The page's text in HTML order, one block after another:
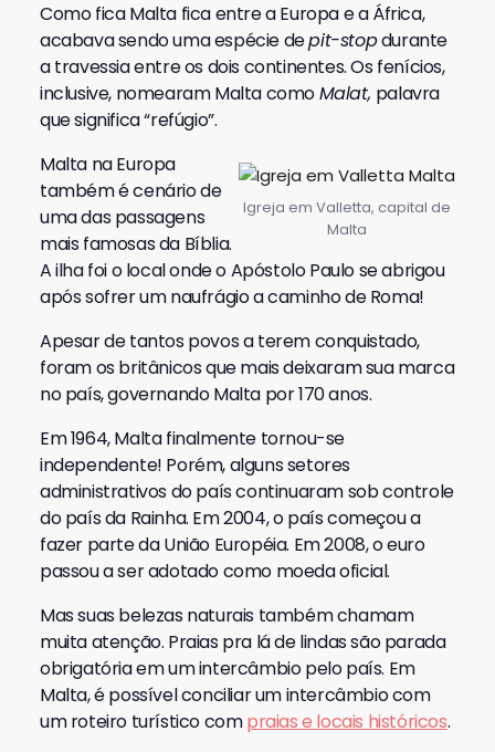
Como fica Malta fica entre a Europa e a África,
acabava sendo uma espécie depit-stopdurante
a travessia entre os dois continentes. Os fenícios,
inclusive, nomearam Malta comoMalat, palavra
que significa “refúgio”.
Igreja em Valletta, capital de
Malta
Malta na Europa
também é cenário de
uma das passagens
mais famosas da Bíblia.
A ilha foi o local onde o Apóstolo Paulo se abrigou
após sofrer um naufrágio a caminho de Roma!
Apesar de tantos povos a terem conquistado,
foram os britânicos que mais deixaram sua marca
no país, governando Malta por 170 anos.
Em 1964, Malta finalmente tornou-se
independente! Porém, alguns setores
administrativos do país continuaram sob controle
do país da Rainha. Em 2004, o país começou a
fazer parte da União Européia. Em 2008, o euro
passou a ser adotado como moeda oficial.
Mas suas belezas naturais também chamam
muita atenção. Praias pra lá de lindas são parada
obrigatória em um intercâmbio pelo país. Em
Malta, é possível conciliar um intercâmbio com
um roteiro turístico compraias e locais históricos.